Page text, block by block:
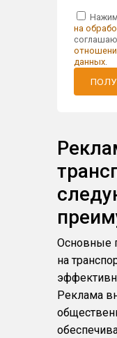
на
данных.
Основные
на
Реклама